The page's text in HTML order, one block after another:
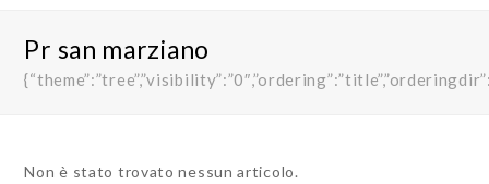
Pr san marziano
Non è stato trovato nessun articolo.